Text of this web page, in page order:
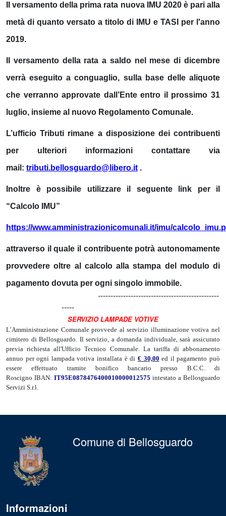
Il versamento della prima rata nuova IMU 2020 è pari alla
metà di quanto versato a titolo di IMU e TASI per l'anno
2019.
Il versamento della rata a saldo nel mese di dicembre
verrà eseguito a conguaglio, sulla base delle aliquote
che verranno approvate dall’Ente entro il prossimo 31
luglio, insieme al nuovo Regolamento Comunale.
L’ufficio Tributi rimane a disposizione dei contribuenti
per ulteriori informazioni contattare via
mail: tributi.bellosguardo@libero.it .
Inoltre è possibile utilizzare il seguente link per il
“Calcolo IMU”
https://www.amministrazionicomunali.it/imu/
attraverso il quale il contribuente potrà autonomamente
provvedere oltre al calcolo alla stampa del modulo di
pagamento dovuta per ogni singolo immobile.
------------------------------------------------
-----
SERVIZIO LAMPADE VOTIVE
L’Amministrazione Comunale provvede al servizio illuminazione votiva nel
cimitero di Bellosguardo. Il servizio, a domanda individuale, sarà assicurato
previa richiesta all'Ufficio Tecnico Comunale. La tariffa di abbonamento
annuo per ogni lampada votiva installata è di € 30,00 ed il pagamento può
essere effettuato tramite bonifico bancario presso B.C.C. di
Roscigno IBAN: IT95E0878476400010000012575 intestato a Bellosguardo
Servizi S.r.l.
Comune di Bellosguardo
Informazioni